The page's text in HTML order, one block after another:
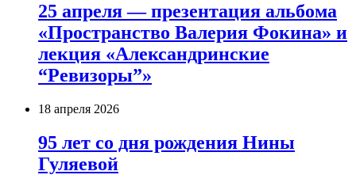
25 апреля — презентация альбома
«Пространство Валерия Фокина» и
лекция «Александринские
“Ревизоры”»
18 апреля 2026
95 лет со дня рождения Нины
Гуляевой